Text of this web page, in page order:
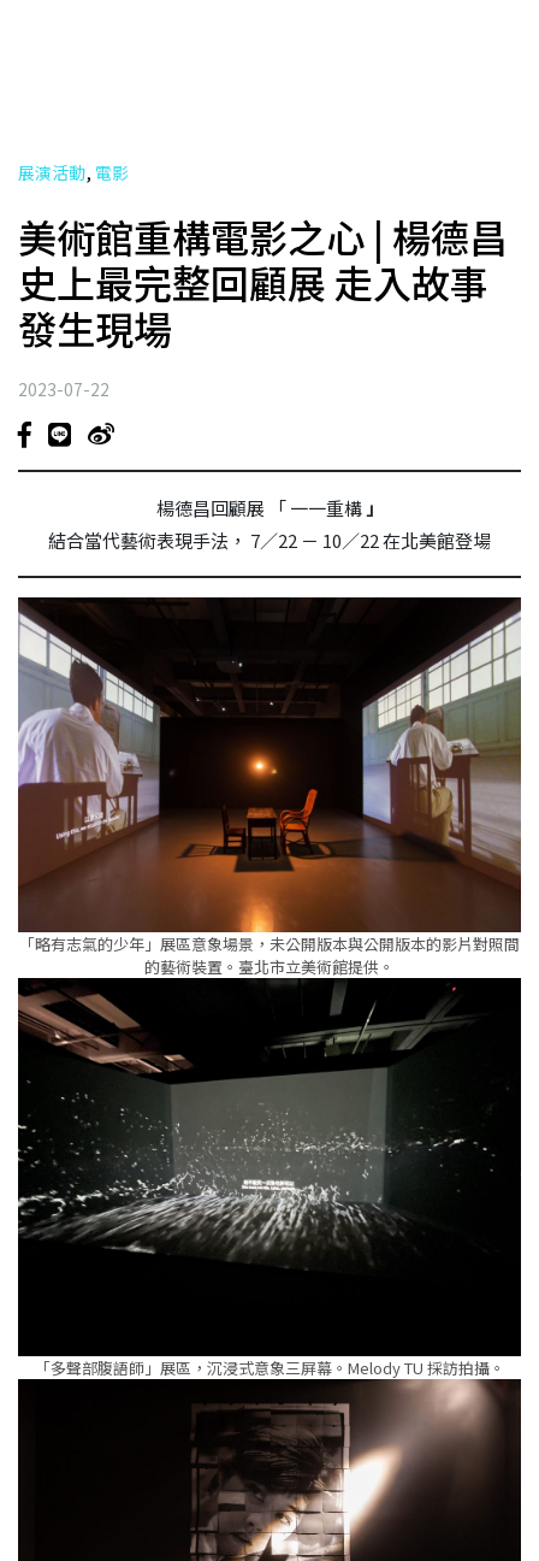
展演活動, 電影
美術館重構電影之心 | 楊德昌
史上最完整回顧展 走入故事
發生現場
2023-07-22
楊德昌回顧展 「 一一重構 」
結合當代藝術表現手法， 7／22 － 10／22 在北美館登場
「略有志氣的少年」展區意象場景，未公開版本與公開版本的影片對照間
的藝術裝置。臺北市立美術館提供。
「多聲部腹語師」展區，沉浸式意象三屏幕。Melody TU 採訪拍攝。